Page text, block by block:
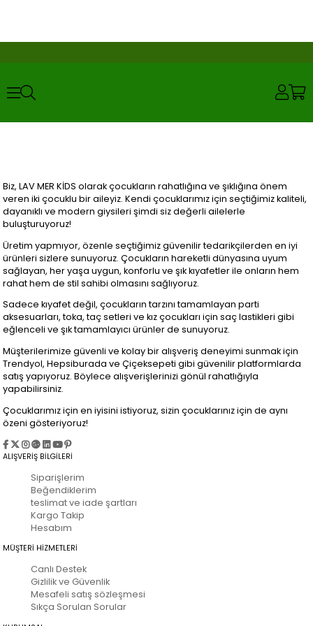
Biz, LAV MER KİDS olarak çocukların rahatlığına ve şıklığına önem
veren iki çocuklu bir aileyiz. Kendi çocuklarımız için seçtiğimiz kaliteli,
dayanıklı ve modern giysileri şimdi siz değerli ailelerle
buluşturuyoruz!
Üretim yapmıyor, özenle seçtiğimiz güvenilir tedarikçilerden en iyi
ürünleri sizlere sunuyoruz. Çocukların hareketli dünyasına uyum
sağlayan, her yaşa uygun, konforlu ve şık kıyafetler ile onların hem
rahat hem de stil sahibi olmasını sağlıyoruz.
Sadece kıyafet değil, çocukların tarzını tamamlayan parti
aksesuarları, toka, taç setleri ve kız çocukları için saç lastikleri gibi
eğlenceli ve şık tamamlayıcı ürünler de sunuyoruz.
Müşterilerimize güvenli ve kolay bir alışveriş deneyimi sunmak için
Trendyol, Hepsiburada ve Çiçeksepeti gibi güvenilir platformlarda
satış yapıyoruz. Böylece alışverişlerinizi gönül rahatlığıyla
yapabilirsiniz.
Çocuklarımız için en iyisini istiyoruz, sizin çocuklarınız için de aynı
özeni gösteriyoruz!
ALIŞVERİŞ BİLGİLERİ
Siparişlerim
Beğendiklerim
teslimat ve iade şartları
Kargo Takip
Hesabım
MÜŞTERİ HİZMETLERİ
Canlı Destek
Gizlilik ve Güvenlik
Mesafeli satış sözleşmesi
Sıkça Sorulan Sorular